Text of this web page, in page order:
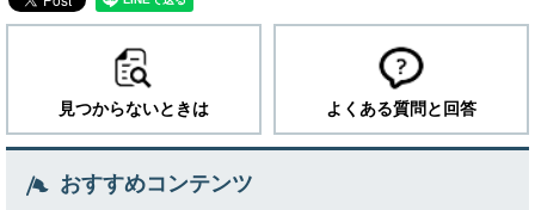
見つからないときは よくある質問と回答
おすすめコンテンツ